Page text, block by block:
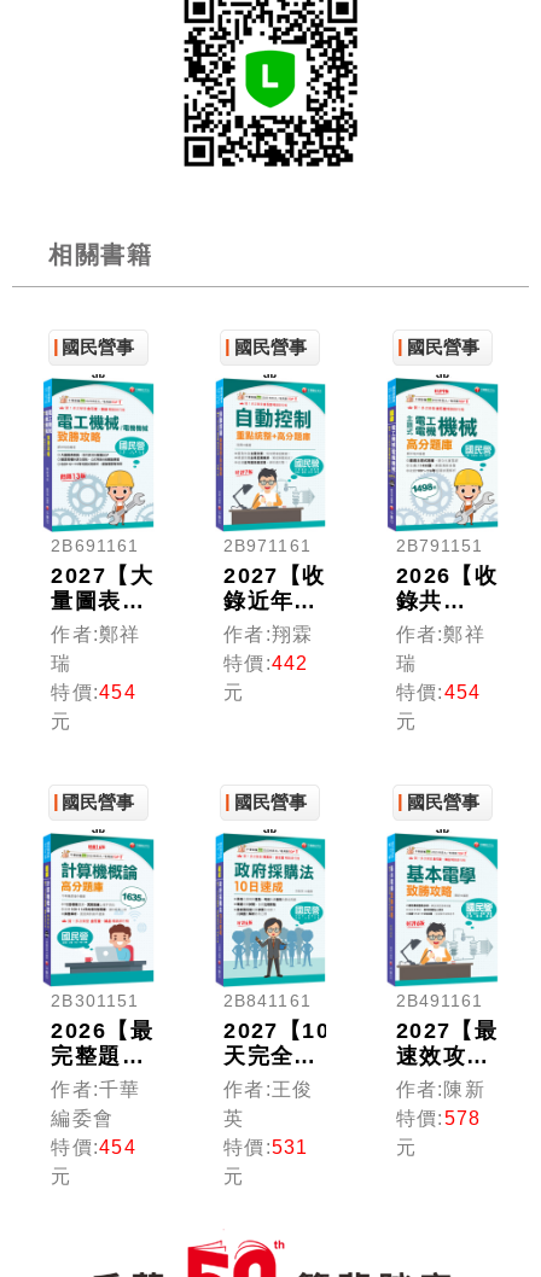
相關書籍
國民營事
業
2B691161
2027【大
量圖表解
說】電工
機械(電
機機械)
致勝攻略
（十三
電／中油
／北捷／
高普考／
各類特
考］
作者:鄭祥
瑞
特價:454
元
國民營事
業
2B971161
2027【收
錄近年國
民營試
題】自動
控制重點
統整+高
事業／郵
政／台酒
／桃機／
經濟部／
關務）
作者:翔霖
特價:442
元
國民營事
業
2B791151
2026【收
錄共
1498
題，輔以
圖示，不
用死記】
主題式電
械)高分
題庫〔9
版〕（國
民營事業
／台電／
台灣菸酒
／中油／
台鐵）
作者:鄭祥
瑞
特價:454
元
國民營事
業
2B301151
2026【最
完整題
庫】計算
機概論高
分題庫
［十六
版］（國
作者:千華
編委會
特價:454
元
國民營事
業
2B841161
2027【10
天完全攻
略政府採
購法】政
府採購法
10日速
成（六
濟部／台
電／捷運
作者:王俊
英
特價:531
元
國民營事
業
2B491161
2027【最
速效攻
略】基本
電學致勝
攻略〔六
版〕（國
作者:陳新
特價:578
元